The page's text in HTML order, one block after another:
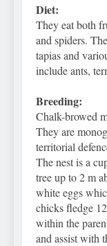
Diet:
They eat both
and spiders.
tapias and
include ants,
Breeding:
Chalk-browed
They are
territorial
The nest is a
tree up to 2 m
white eggs
chicks fledge
within the
and assist with